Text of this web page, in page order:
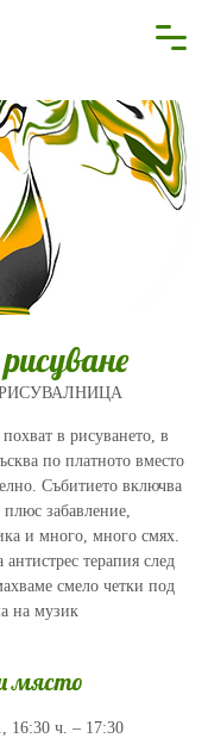
в рисуването, в
по платното вместо
Събитието включва
забавление,
и много, много смях.
терапия след
смело четки под
на музик
място
16:30 ч. – 17:30